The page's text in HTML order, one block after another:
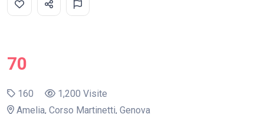
70
160
1,200 Visite
Amelia, Corso Martinetti, Genova